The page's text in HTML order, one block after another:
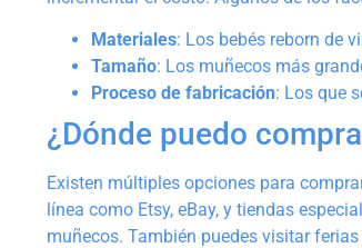
Materiales: Los bebés reborn de
Tamaño: Los muñecos más
Proceso de fabricación: Los que
¿Dónde puedo
Existen múltiples opciones para
línea como Etsy, eBay, y tiendas
muñecos. También puedes visitar